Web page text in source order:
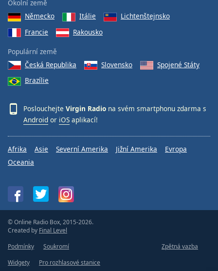
Okolní země
Německo
Itálie
Lichtenštejnsko
Francie
Rakousko
Populární země
Česká Republika
Slovensko
Spojené Státy
Brazílie
Poslouchejte Virgin Radio na svém smartphonu zdarma s
Android or iOS aplikací!
Afrika Asie Severní Amerika Jižní Amerika
Evropa
Oceania
© Online Radio Box, 2015-2026.
Created by Final Level
Podmínky
Soukromí
Zpětná vazba
Widgety
Pro rozhlasové stanice